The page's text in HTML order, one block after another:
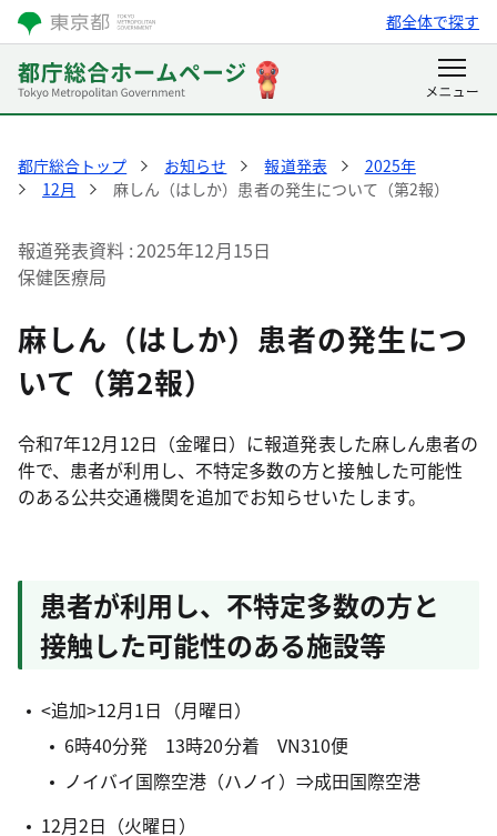
都全体で探す
都庁総合トップ お知らせ 報道発表
2025年
12月
麻しん（はしか）患者の発生について（第2報）
報道発表資料 2025年12月15日
保健医療局
麻しん（はしか）患者の発生につ
いて（第2報）
令和7年12月12日（金曜日）に報道発表した麻しん患者の
件で、患者が利用し、不特定多数の方と接触した可能性
のある公共交通機関を追加でお知らせいたします。
患者が利用し、不特定多数の方と
接触した可能性のある施設等
<追加>12月1日（月曜日）
6時40分発 13時20分着 VN310便
ノイバイ国際空港（ハノイ）⇒成田国際空港
12月2日（火曜日）